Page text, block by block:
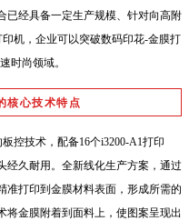
已经具备一定生产规模、针对向高附
机，企业可以突破数码印花-金膜打
时尚领域。
核心技术特点
控技术，配备16个i3200-A1打印
经久耐用。全新线化生产方案，通过
准打印到金膜材料表面，形成所需的
将金膜附着到面料上，使图案呈现出